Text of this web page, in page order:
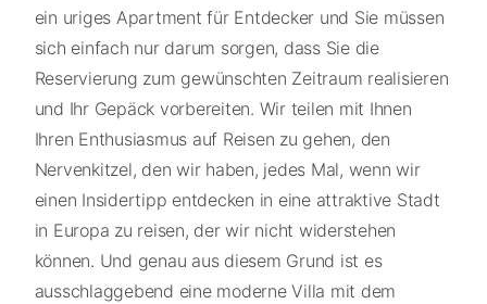
ein uriges Apartment für Entdecker und Sie müssen
sich einfach nur darum sorgen, dass Sie die
Reservierung zum gewünschten Zeitraum realisieren
und Ihr Gepäck vorbereiten. Wir teilen mit Ihnen
Ihren Enthusiasmus auf Reisen zu gehen, den
Nervenkitzel, den wir haben, jedes Mal, wenn wir
einen Insidertipp entdecken in eine attraktive Stadt
in Europa zu reisen, der wir nicht widerstehen
können. Und genau aus diesem Grund ist es
ausschlaggebend eine moderne Villa mit dem